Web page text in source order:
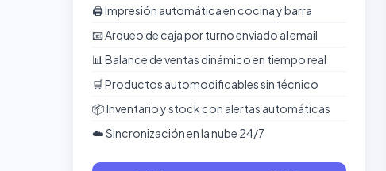
🖨️ Impresión automática en cocina y barra
📧 Arqueo de caja por turno enviado al email
📊 Balance de ventas dinámico en tiempo real
🛒 Productos automodificables sin técnico
📦 Inventario y stock con alertas automáticas
☁️ Sincronización en la nube 24/7